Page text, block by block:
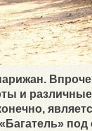
и